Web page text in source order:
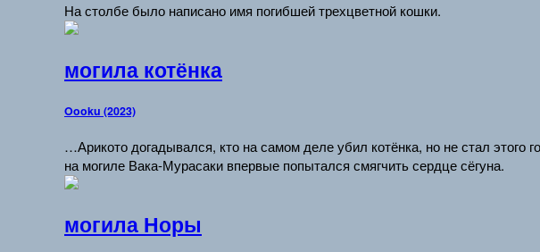
На столбе было написано имя погибшей трехцветной кошки.
могила котёнка
Oooku (2023)
…Арикото догадывался, кто на самом деле убил котёнка, но не стал этого
на могиле Вака-Мурасаки впервые попытался смягчить сердце сёгуна.
могила Норы